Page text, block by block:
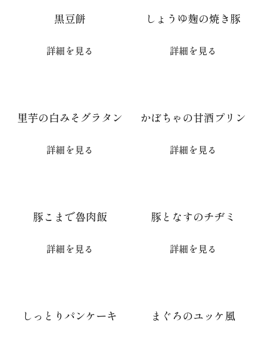
黒豆餅
詳細を見る
しょうゆ麹の焼き豚
詳細を見る
里芋の白みそグラタン
詳細を見る
かぼちゃの甘酒プリン
詳細を見る
豚こまで魯肉飯
詳細を見る
豚となすのチヂミ
詳細を見る
しっとりパンケーキ まぐろのユッケ風